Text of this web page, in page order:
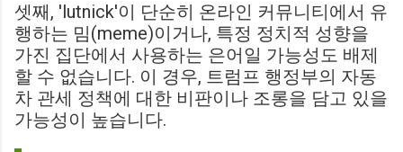
셋째, 'lutnick'이 단순히 온라인 커뮤니티에서 유
행하는 밈(meme)이거나, 특정 정치적 성향을
가진 집단에서 사용하는 은어일 가능성도 배제
할 수 없습니다. 이 경우, 트럼프 행정부의 자동
차 관세 정책에 대한 비판이나 조롱을 담고 있을
가능성이 높습니다.